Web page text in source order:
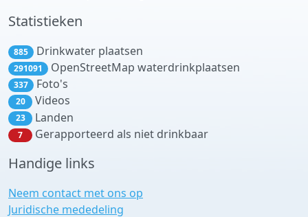
Statistieken
885 Drinkwater plaatsen
291091 OpenStreetMap waterdrinkplaatsen
337 Foto's
20 Videos
23 Landen
7 Gerapporteerd als niet drinkbaar
Handige links
Neem contact met ons op
Juridische mededeling